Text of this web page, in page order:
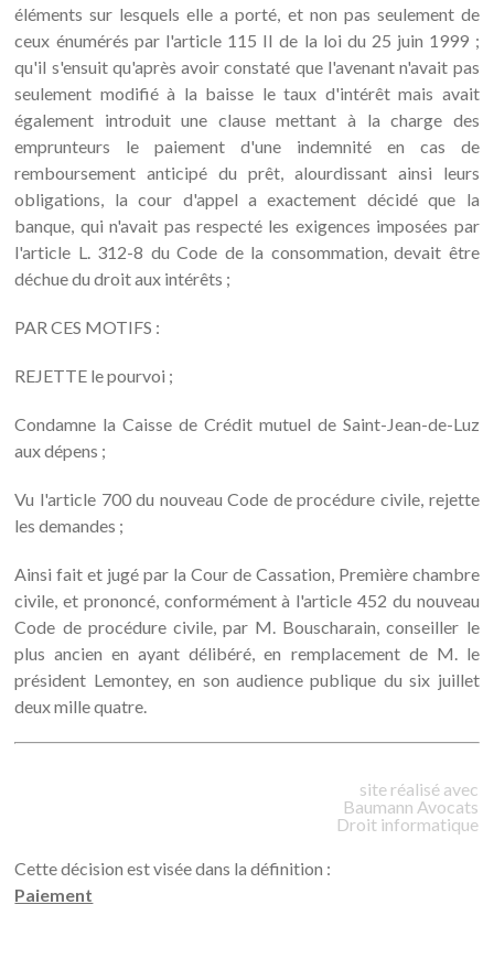
éléments sur lesquels elle a porté, et non pas seulement de
ceux énumérés par l'article 115 II de la loi du 25 juin 1999 ;
qu'il s'ensuit qu'après avoir constaté que l'avenant n'avait pas
seulement modifié à la baisse le taux d'intérêt mais avait
également introduit une clause mettant à la charge des
emprunteurs le paiement d'une indemnité en cas de
remboursement anticipé du prêt, alourdissant ainsi leurs
obligations, la cour d'appel a exactement décidé que la
banque, qui n'avait pas respecté les exigences imposées par
l'article L. 312-8 du Code de la consommation, devait être
déchue du droit aux intérêts ;
PAR CES MOTIFS :
REJETTE le pourvoi ;
Condamne la Caisse de Crédit mutuel de Saint-Jean-de-Luz
aux dépens ;
Vu l'article 700 du nouveau Code de procédure civile, rejette
les demandes ;
Ainsi fait et jugé par la Cour de Cassation, Première chambre
civile, et prononcé, conformément à l'article 452 du nouveau
Code de procédure civile, par M. Bouscharain, conseiller le
plus ancien en ayant délibéré, en remplacement de M. le
président Lemontey, en son audience publique du six juillet
deux mille quatre.
site réalisé avec
Baumann Avocats
Droit informatique
Cette décision est visée dans la définition :
Paiement